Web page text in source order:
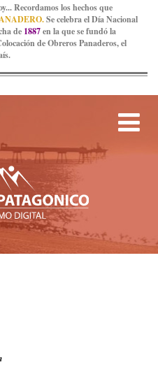
Recordamos los hechos que
Se celebra el Día Nacional
de 1887en la que se fundó la
de Obreros Panaderos, el